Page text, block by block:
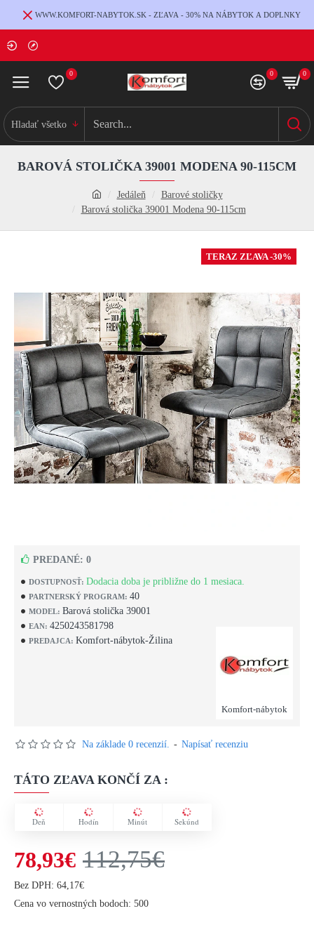
WWW.KOMFORT-NABYTOK.SK - ZĽAVA - 30% NA NÁBYTOK A DOPLNKY
0 0 0
Hladať všetko
Jedáleň
Barové stoličky
Barová stolička 39001 Modena 90-115cm
BAROVÁ STOLIČKA 39001 MODENA 90-115CM
TERAZ ZĽAVA -30%
DOSTUPNOSŤ: Dodacia doba je približne do 1 mesiaca.
PARTNERSKÝ PROGRAM: 40
MODEL: Barová stolička 39001
EAN: 4250243581798
PREDAJCA: Komfort-nábytok-Žilina
Komfort-nábytok
PREDANÉ: 0
Na základe 0 recenzií. - Napísať recenziu
TÁTO ZĽAVA KONČÍ ZA :
Deň Hodín Minút Sekúnd
78,93€ 112,75€
Bez DPH: 64,17€
Cena vo vernostných bodoch: 500